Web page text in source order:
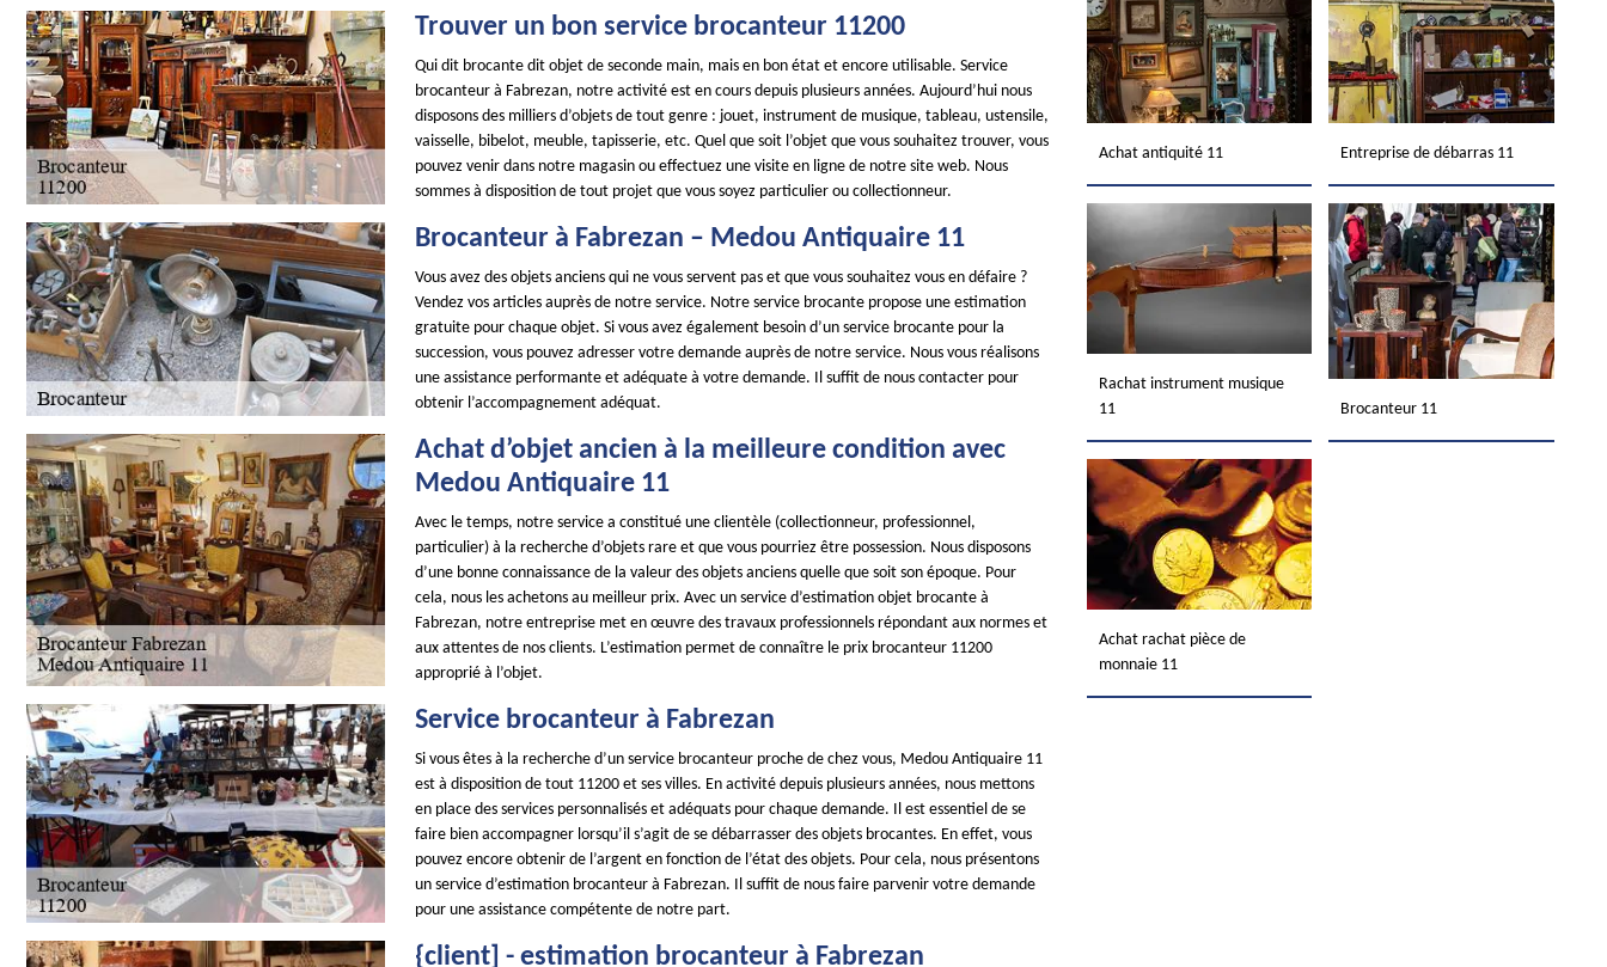
Trouver un bon service brocanteur 11200
Qui dit brocante dit objet de seconde main, mais en bon état et encore utilisable. Service
brocanteur à Fabrezan, notre activité est en cours depuis plusieurs années. Aujourd’hui nous
disposons des milliers d’objets de tout genre : jouet, instrument de musique, tableau, ustensile,
vaisselle, bibelot, meuble, tapisserie, etc. Quel que soit l’objet que vous souhaitez trouver, vous
pouvez venir dans notre magasin ou effectuez une visite en ligne de notre site web. Nous
sommes à disposition de tout projet que vous soyez particulier ou collectionneur.
Brocanteur à Fabrezan – Medou Antiquaire 11
Vous avez des objets anciens qui ne vous servent pas et que vous souhaitez vous en défaire ?
Vendez vos articles auprès de notre service. Notre service brocante propose une estimation
gratuite pour chaque objet. Si vous avez également besoin d’un service brocante pour la
succession, vous pouvez adresser votre demande auprès de notre service. Nous vous réalisons
une assistance performante et adéquate à votre demande. Il suffit de nous contacter pour
obtenir l’accompagnement adéquat.
Achat d’objet ancien à la meilleure condition avec
Medou Antiquaire 11
Avec le temps, notre service a constitué une clientèle (collectionneur, professionnel,
particulier) à la recherche d’objets rare et que vous pourriez être possession. Nous disposons
d’une bonne connaissance de la valeur des objets anciens quelle que soit son époque. Pour
cela, nous les achetons au meilleur prix. Avec un service d’estimation objet brocante à
Fabrezan, notre entreprise met en œuvre des travaux professionnels répondant aux normes et
aux attentes de nos clients. L’estimation permet de connaître le prix brocanteur 11200
approprié à l’objet.
Service brocanteur à Fabrezan
Si vous êtes à la recherche d’un service brocanteur proche de chez vous, Medou Antiquaire 11
est à disposition de tout 11200 et ses villes. En activité depuis plusieurs années, nous mettons
en place des services personnalisés et adéquats pour chaque demande. Il est essentiel de se
faire bien accompagner lorsqu’il s’agit de se débarrasser des objets brocantes. En effet, vous
pouvez encore obtenir de l’argent en fonction de l’état des objets. Pour cela, nous présentons
un service d’estimation brocanteur à Fabrezan. Il suffit de nous faire parvenir votre demande
pour une assistance compétente de notre part.
{client] - estimation brocanteur à Fabrezan
Achat antiquité 11 Entreprise de débarras 11
Rachat instrument musique
11
Brocanteur 11
Achat rachat pièce de
monnaie 11